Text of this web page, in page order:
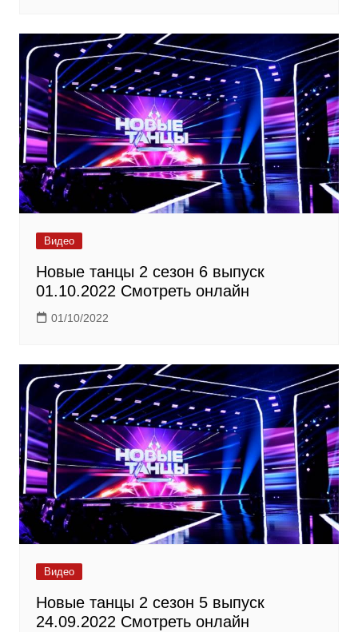
Видео
Новые танцы 2 сезон 6 выпуск
01.10.2022 Смотреть онлайн
01/10/2022
Видео
Новые танцы 2 сезон 5 выпуск
24.09.2022 Смотреть онлайн